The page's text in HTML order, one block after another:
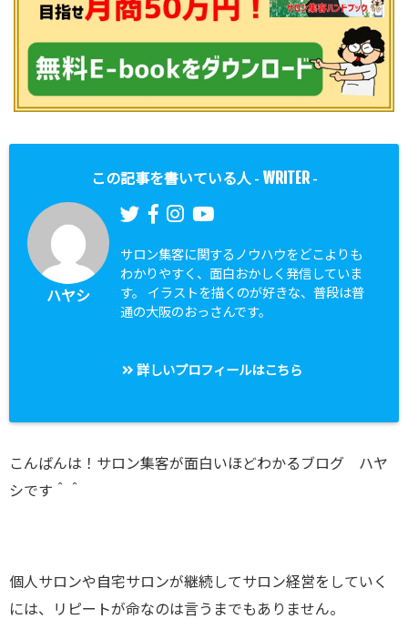
この記事を書いている人 - WRITER-
ハヤシ
サロン集客に関するノウハウをどこよりも
わかりやすく、面白おかしく発信していま
す。 イラストを描くのが好きな、普段は普
通の大阪のおっさんです。
詳しいプロフィールはこちら
こんばんは！サロン集客が面白いほどわかるブログ ハヤ
シです＾＾
個人サロンや自宅サロンが継続してサロン経営をしていく
には、リピートが命なのは言うまでもありません。